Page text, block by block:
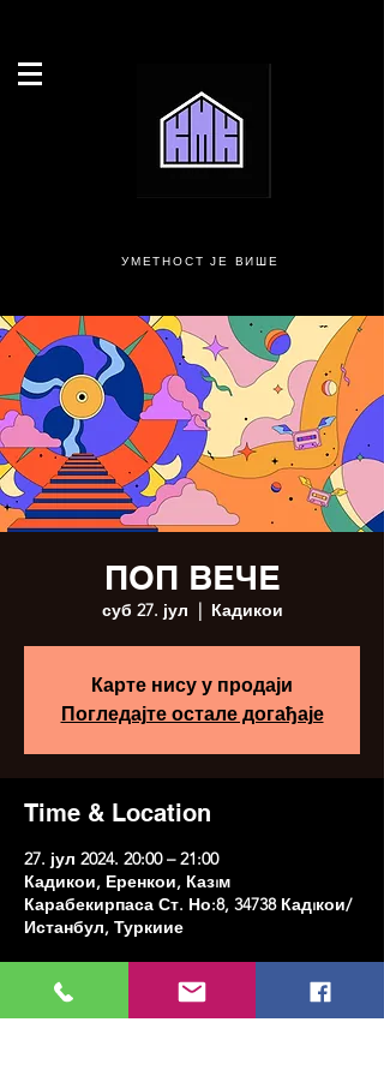
УМЕТНОСТ ЈЕ ВИШЕ
ПОП ВЕЧЕ
суб 27. јул
  |
Кадикои
Карте нису у продаји
Погледајте остале догађаје
Time & Location
27. јул 2024. 20:00 – 21:00
Кадикои, Еренкои, Казıм
Карабекирпаса Ст. Но:8, 34738 Кадıкои/
Истанбул, Туркиие